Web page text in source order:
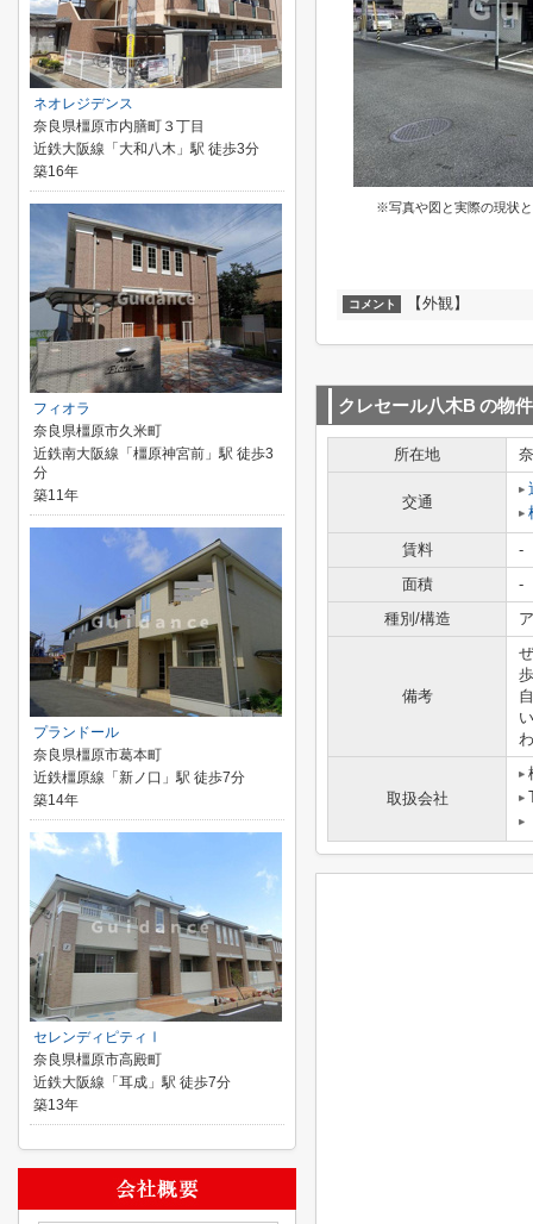
※写真や図と実際の現状
コメント 【外観】
クレセール八木B の物
所在地
交通
賃料
-
面積
-
種別/構造
備考
取扱会社
ネオレジデンス
奈良県橿原市内膳町３丁目
近鉄大阪線「大和八木」駅 徒歩3分
築16年
フィオラ
奈良県橿原市久米町
近鉄南大阪線「橿原神宮前」駅 徒歩3
分
築11年
プランドール
奈良県橿原市葛本町
近鉄橿原線「新ノ口」駅 徒歩7分
築14年
セレンディピティⅠ
奈良県橿原市高殿町
近鉄大阪線「耳成」駅 徒歩7分
築13年